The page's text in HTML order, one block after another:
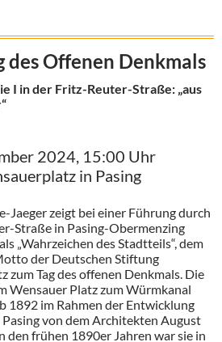
des Offenen Denkmals
I in der Fritz-Reuter-Straße: „aus
2024, 15:00 Uhr
in Pasing
Jaeger zeigt bei einer Führung durch
Straße in Pasing-Obermenzing
„Wahrzeichen des Stadtteils“, dem
der Deutschen Stiftung
zum Tag des offenen Denkmals. Die
Wensauer Platz zum Würmkanal
1892 im Rahmen der Entwicklung
von dem Architekten August
den frühen 1890er Jahren war sie in